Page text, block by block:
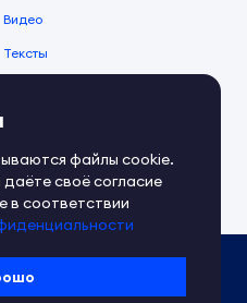
Видео
Тексты
Справочный центр
Обратная связь
файлы cookie.
своё согласие
в соответствии